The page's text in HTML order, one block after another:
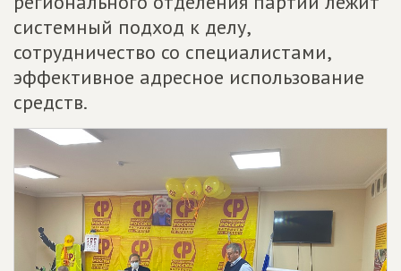
системный подход к делу,
сотрудничество со специалистами,
эффективное адресное использование
средств.